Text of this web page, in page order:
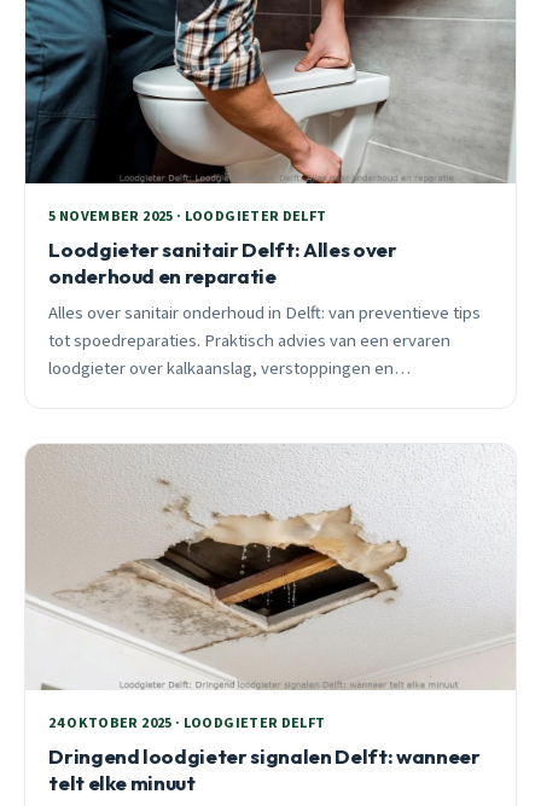
5 NOVEMBER 2025 · LOODGIETER DELFT
Loodgieter sanitair Delft: Alles over
onderhoud en reparatie
Alles over sanitair onderhoud in Delft: van preventieve tips
tot spoedreparaties. Praktisch advies van een ervaren
loodgieter over kalkaanslag, verstoppingen en
24 OKTOBER 2025 · LOODGIETER DELFT
Dringend loodgieter signalen Delft: wanneer
telt elke minuut